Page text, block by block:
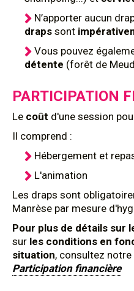
N’apporter aucun
draps sont
Vous pouvez
détente (forêt de
PARTICIPATION
Le coût d'une session
Il comprend :
Hébergement et
L'animation
Les draps sont
Manrèse par mesure
Pour plus de détails sur
sur les conditions en
situation, consultez notre
Participation financière